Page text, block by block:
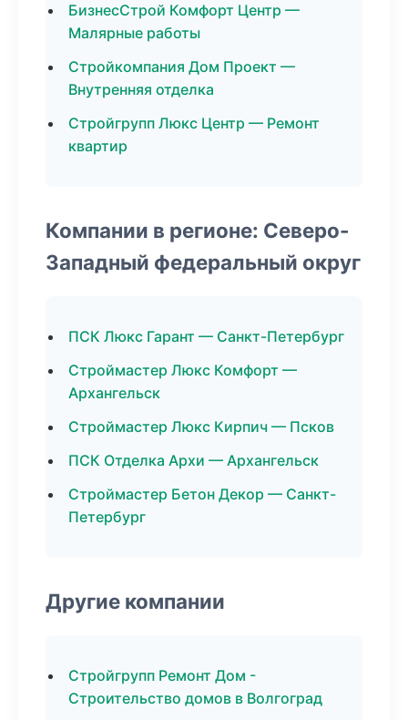
БизнесСтрой Комфорт Центр —
Малярные работы
Стройкомпания Дом Проект —
Внутренняя отделка
Стройгрупп Люкс Центр — Ремонт
квартир
Компании в регионе: Северо-
Западный федеральный округ
ПСК Люкс Гарант — Санкт-Петербург
Строймастер Люкс Комфорт —
Архангельск
Строймастер Люкс Кирпич — Псков
ПСК Отделка Архи — Архангельск
Строймастер Бетон Декор — Санкт-
Петербург
Другие компании
Стройгрупп Ремонт Дом -
Строительство домов в Волгоград